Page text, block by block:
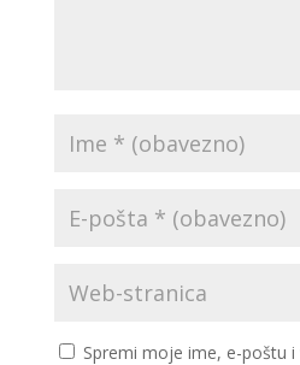
Spremi moje ime, e-poštu